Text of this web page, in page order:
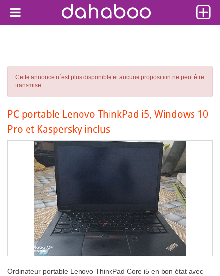
Cette annonce n´est plus disponible et aucune proposition ne peut être
transmise.
PC portable Lenovo ThinkPad i5, Windows 10
Pro et Kaspersky inclus
Ordinateur portable Lenovo ThinkPad Core i5 en bon état avec